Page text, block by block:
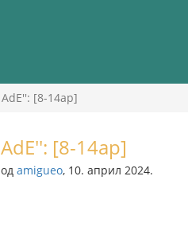
AdE'': [8-14ap]
AdE'': [8-14ap]
од amigueo, 10. април 2024.